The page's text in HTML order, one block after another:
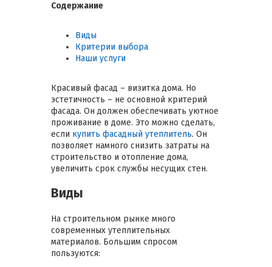
Содержание
Виды
Критерии выбора
Наши услуги
Красивый фасад – визитка дома. Но
эстетичность – не основной критерий
фасада. Он должен обеспечивать уютное
проживание в доме. Это можно сделать,
если купить фасадный утеплитель. Он
позволяет намного снизить затраты на
строительство и отопление дома,
увеличить срок службы несущих стен.
Виды
На строительном рынке много
современных утеплительных
материалов. Большим спросом
пользуются: